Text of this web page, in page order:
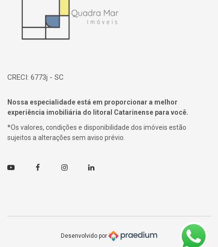
CRECI: 6773j - SC
Nossa especialidade está em proporcionar a melhor
experiência imobiliária do litoral Catarinense para você.
*Os valores, condições e disponibilidade dos imóveis estão
sujeitos a alterações sem aviso prévio.
Youtube FacebookInstagramLinkedin
Desenvolvido por